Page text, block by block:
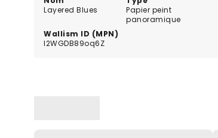
Layered Blues
Papier peint
panoramique
Wallism ID (MPN)
l2WGDB89oq6Z